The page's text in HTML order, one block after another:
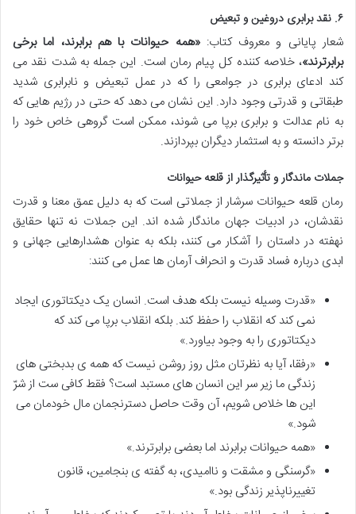
۶. نقد برابری دروغین و تبعیض
شعار پایانی و معروف کتاب:«همه حیوانات با هم برابرند، اما برخی
برابرترند»، خلاصه کننده کل پیام رمان است. این جمله به شدت نقد می
کند ادعای برابری در جوامعی را که در عمل تبعیض و نابرابری شدید
طبقاتی و قدرتی وجود دارد. این نشان می دهد که حتی در رژیم هایی که
به نام عدالت و برابری برپا می شوند، ممکن است گروهی خاص خود را
برتر دانسته و به استثمار دیگران بپردازند.
جملات ماندگار و تأثیرگذار از قلعه حیوانات
رمان قلعه حیوانات سرشار از جملاتی است که به دلیل عمق معنا و قدرت
نقدشان، در ادبیات جهان ماندگار شده اند. این جملات نه تنها حقایق
نهفته در داستان را آشکار می کنند، بلکه به عنوان هشدارهایی جهانی و
ابدی درباره فساد قدرت و انحراف آرمان ها عمل می کنند:
«قدرت وسیله نیست بلکه هدف است. انسان یک دیکتاتوری ایجاد
نمی کند که انقلاب را حفظ کند. بلکه انقلاب برپا می کند که
دیکتاتوری را به وجود بیاورد.»
«رفقا، آیا به نظرتان مثل روز روشن نیست که همه ی بدبختی های
زندگی ما زیر سر این انسان های مستبد است؟ فقط کافی ست از شرّ
این ها خلاص شویم، آن وقت حاصل دسترنجمان مال خودمان می
شود.»
«همه حیوانات برابرند اما بعضی برابرترند.»
«گرسنگی و مشقت و ناامیدی، به گفته ی بنجامین، قانون
تغییرناپذیر زندگی بود.»